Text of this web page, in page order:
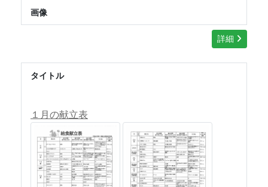
画像
詳細
タイトル
１月の献立表